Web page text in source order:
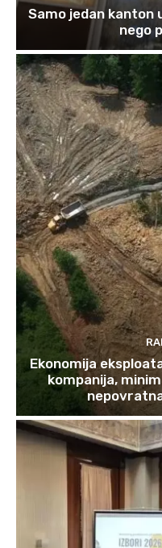
Samo jedan kanton
nego
Ekonomija
kompanija,